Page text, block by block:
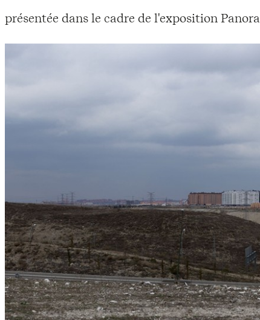
présentée dans le cadre de l'exposition